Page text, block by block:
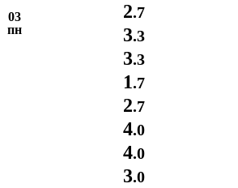
03
пн
2.7
3.3
3.3
1.7
2.7
4.0
4.0
3.0